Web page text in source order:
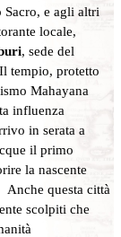
e agli altri
locale,
, sede del
tempio, protetto
Mahayana
influenza
in serata a
il primo
la nascente
questa città
scolpiti che